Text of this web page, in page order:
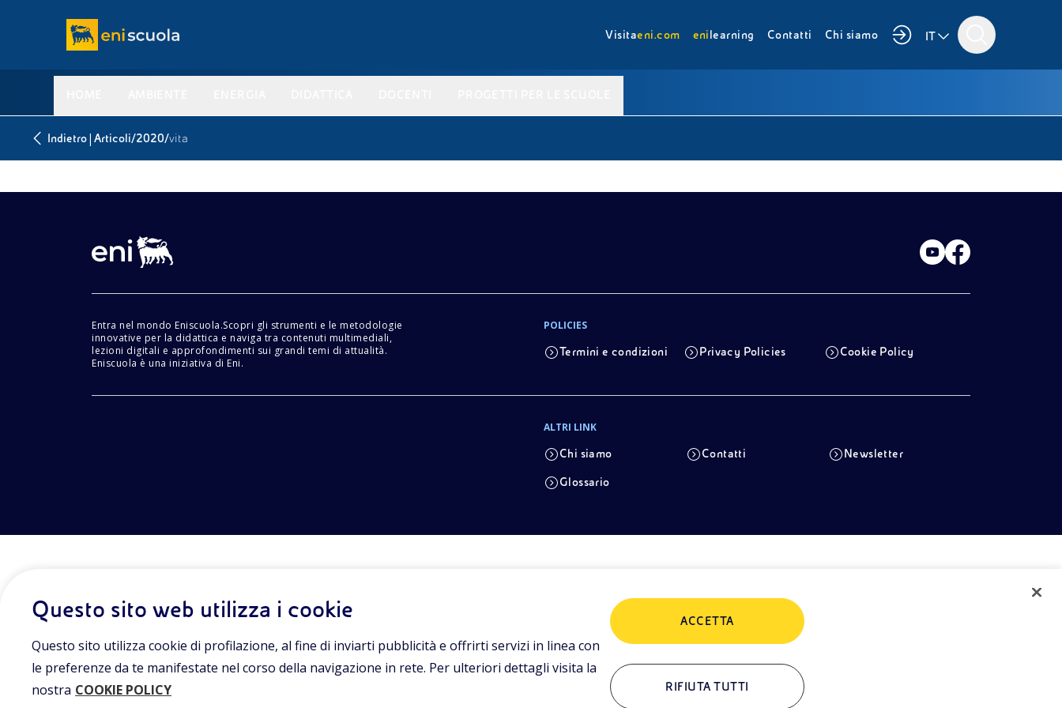
Visitaeni.com enilearning Contatti Chi siamo IT
Indietro| Articoli/2020/vita
Entra nel mondo Eniscuola.Scopri gli strumenti e le metodologie
innovative per la didattica e naviga tra contenuti multimediali,
lezioni digitali e approfondimenti sui grandi temi di attualità.
Eniscuola è una iniziativa di Eni.
POLICIES
Termini e condizioni Privacy Policies Cookie Policy
ALTRI LINK
Chi siamo Contatti Newsletter
Glossario
Questo sito web utilizza i cookie
Questo sito utilizza cookie di profilazione, al fine di inviarti pubblicità e offrirti servizi in linea con
le preferenze da te manifestate nel corso della navigazione in rete. Per ulteriori dettagli visita la
nostra COOKIE POLICY RIFIUTA TUTTI
ACCETTA